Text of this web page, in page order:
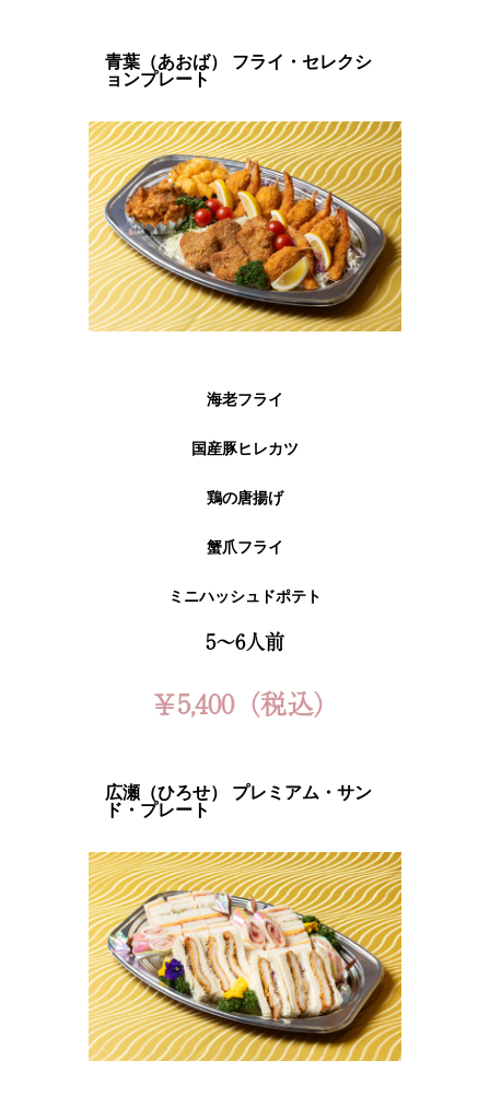
青葉（あおば） フライ・セレクシ
ョンプレート
海老フライ
国産豚ヒレカツ
鶏の唐揚げ
蟹爪フライ
ミニハッシュドポテト
5～6人前
￥5,400（税込）
広瀬（ひろせ） プレミアム・サン
ド・プレート